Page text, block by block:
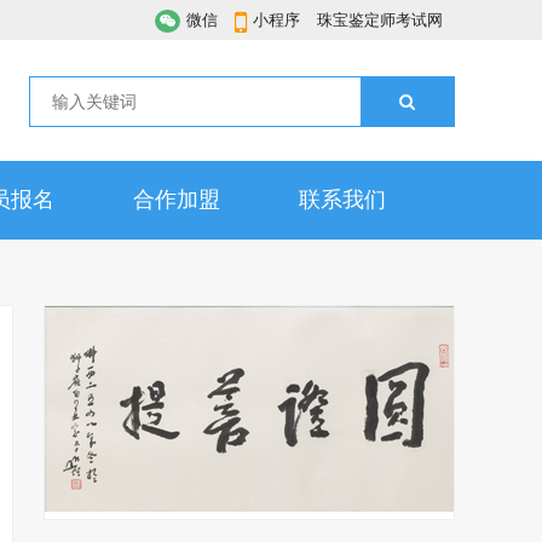
微信 小程序 珠宝鉴定师考试网
报名 合作加盟 联系我们